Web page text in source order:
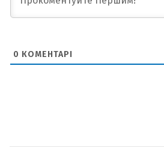
0 КОМЕНТАРІ